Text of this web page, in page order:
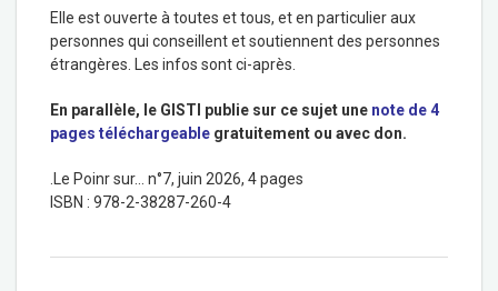
Elle est ouverte à toutes et tous, et en particulier aux
personnes qui conseillent et soutiennent des personnes
étrangères. Les infos sont ci-après.
En parallèle, le GISTI publie sur ce sujet une note de 4
pages téléchargeable gratuitement ou avec don.
.Le Poinr sur… n°7, juin 2026, 4 pages
ISBN : 978-2-38287-260-4